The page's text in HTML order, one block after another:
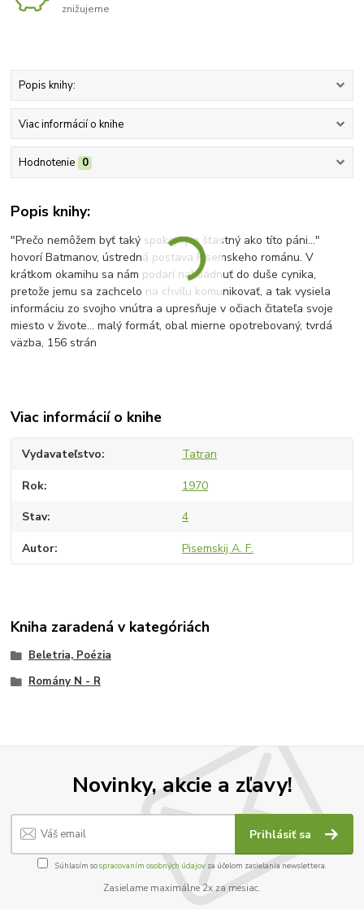
znižujeme
Popis knihy:
Viac informácií o knihe
Hodnotenie 0
Popis knihy:
"Prečo nemôžem byť taký spokojný a šťastný ako títo páni..."
hovorí Batmanov, ústredná postava Pisemskeho románu. V
krátkom okamihu sa nám podarí nahliadnuť do duše cynika,
pretože jemu sa zachcelo na chvíľu komunikovať, a tak vysiela
informáciu zo svojho vnútra a upresňuje v očiach čitateľa svoje
miesto v živote... malý formát, obal mierne opotrebovaný, tvrdá
väzba, 156 strán
Viac informácií o knihe
Vydavateľstvo Tatran
Rok 1970
Stav 4
Autor Pisemskij A. F.
Kniha zaradená v kategóriách
Beletria, Poézia
Romány N - R
Novinky, akcie a zľavy!
Prihlásiť sa
Súhlasím sospracovaním osobných údajov za účelom zasielania newslettera.
Zasielame maximálne 2x za mesiac.